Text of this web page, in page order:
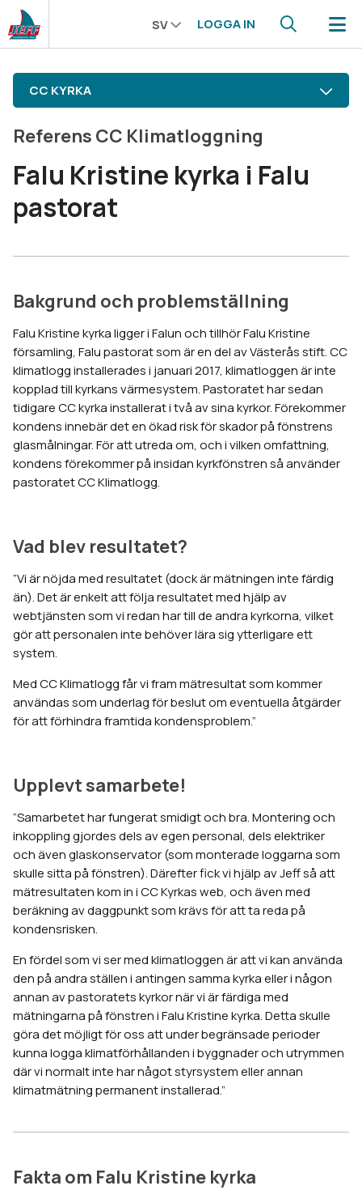
SV LOGGA IN
CC KYRKA
Referens CC Klimatloggning
Falu Kristine kyrka i Falu
pastorat
Bakgrund och problemställning
Falu Kristine kyrka ligger i Falun och tillhör Falu Kristine
församling, Falu pastorat som är en del av Västerås stift. CC
klimatlogg installerades i januari 2017, klimatloggen är inte
kopplad till kyrkans värmesystem. Pastoratet har sedan
tidigare CC kyrka installerat i två av sina kyrkor. Förekommer
kondens innebär det en ökad risk för skador på fönstrens
glasmålningar. För att utreda om, och i vilken omfattning,
kondens förekommer på insidan kyrkfönstren så använder
pastoratet CC Klimatlogg.
Vad blev resultatet?
”Vi är nöjda med resultatet (dock är mätningen inte färdig
än). Det är enkelt att följa resultatet med hjälp av
webtjänsten som vi redan har till de andra kyrkorna, vilket
gör att personalen inte behöver lära sig ytterligare ett
system.
Med CC Klimatlogg får vi fram mätresultat som kommer
användas som underlag för beslut om eventuella åtgärder
för att förhindra framtida kondensproblem.”
Upplevt samarbete!
”Samarbetet har fungerat smidigt och bra. Montering och
inkoppling gjordes dels av egen personal, dels elektriker
och även glaskonservator (som monterade loggarna som
skulle sitta på fönstren). Därefter fick vi hjälp av Jeff så att
mätresultaten kom in i CC Kyrkas web, och även med
beräkning av daggpunkt som krävs för att ta reda på
kondensrisken.
En fördel som vi ser med klimatloggen är att vi kan använda
den på andra ställen i antingen samma kyrka eller i någon
annan av pastoratets kyrkor när vi är färdiga med
mätningarna på fönstren i Falu Kristine kyrka. Detta skulle
göra det möjligt för oss att under begränsade perioder
kunna logga klimatförhållanden i byggnader och utrymmen
där vi normalt inte har något styrsystem eller annan
klimatmätning permanent installerad.”
Fakta om Falu Kristine kyrka